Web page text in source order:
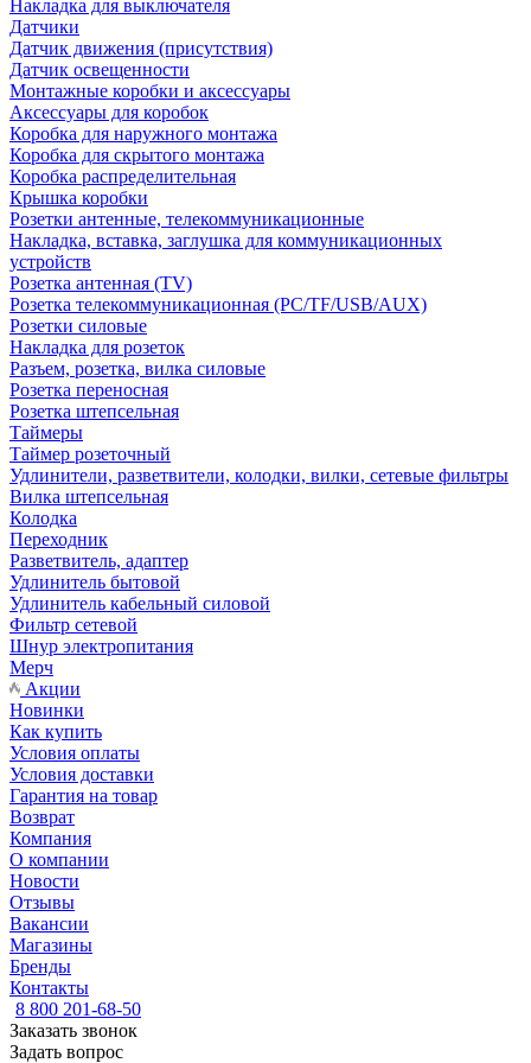
Накладка для выключателя
Датчики
Датчик движения (присутствия)
Датчик освещенности
Монтажные коробки и аксессуары
Аксессуары для коробок
Коробка для наружного монтажа
Коробка для скрытого монтажа
Коробка распределительная
Крышка коробки
Розетки антенные, телекоммуникационные
Накладка, вставка, заглушка для коммуникационных
устройств
Розетка антенная (TV)
Розетка телекоммуникационная (PC/TF/USB/AUX)
Розетки силовые
Накладка для розеток
Разъем, розетка, вилка силовые
Розетка переносная
Розетка штепсельная
Таймеры
Таймер розеточный
Удлинители, разветвители, колодки, вилки, сетевые фильтры
Вилка штепсельная
Колодка
Переходник
Разветвитель, адаптер
Удлинитель бытовой
Удлинитель кабельный силовой
Фильтр сетевой
Шнур электропитания
Мерч
Акции
Новинки
Как купить
Условия оплаты
Условия доставки
Гарантия на товар
Возврат
Компания
О компании
Новости
Отзывы
Вакансии
Магазины
Бренды
Контакты
8 800 201-68-50
Заказать звонок
Задать вопрос